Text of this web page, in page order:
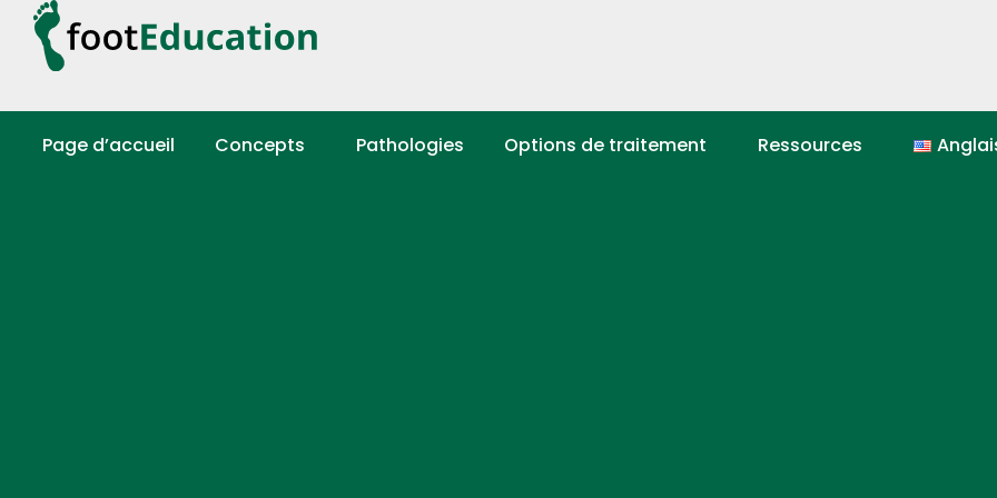
Page d’accueil Concepts Pathologies Options de traitement Ressources